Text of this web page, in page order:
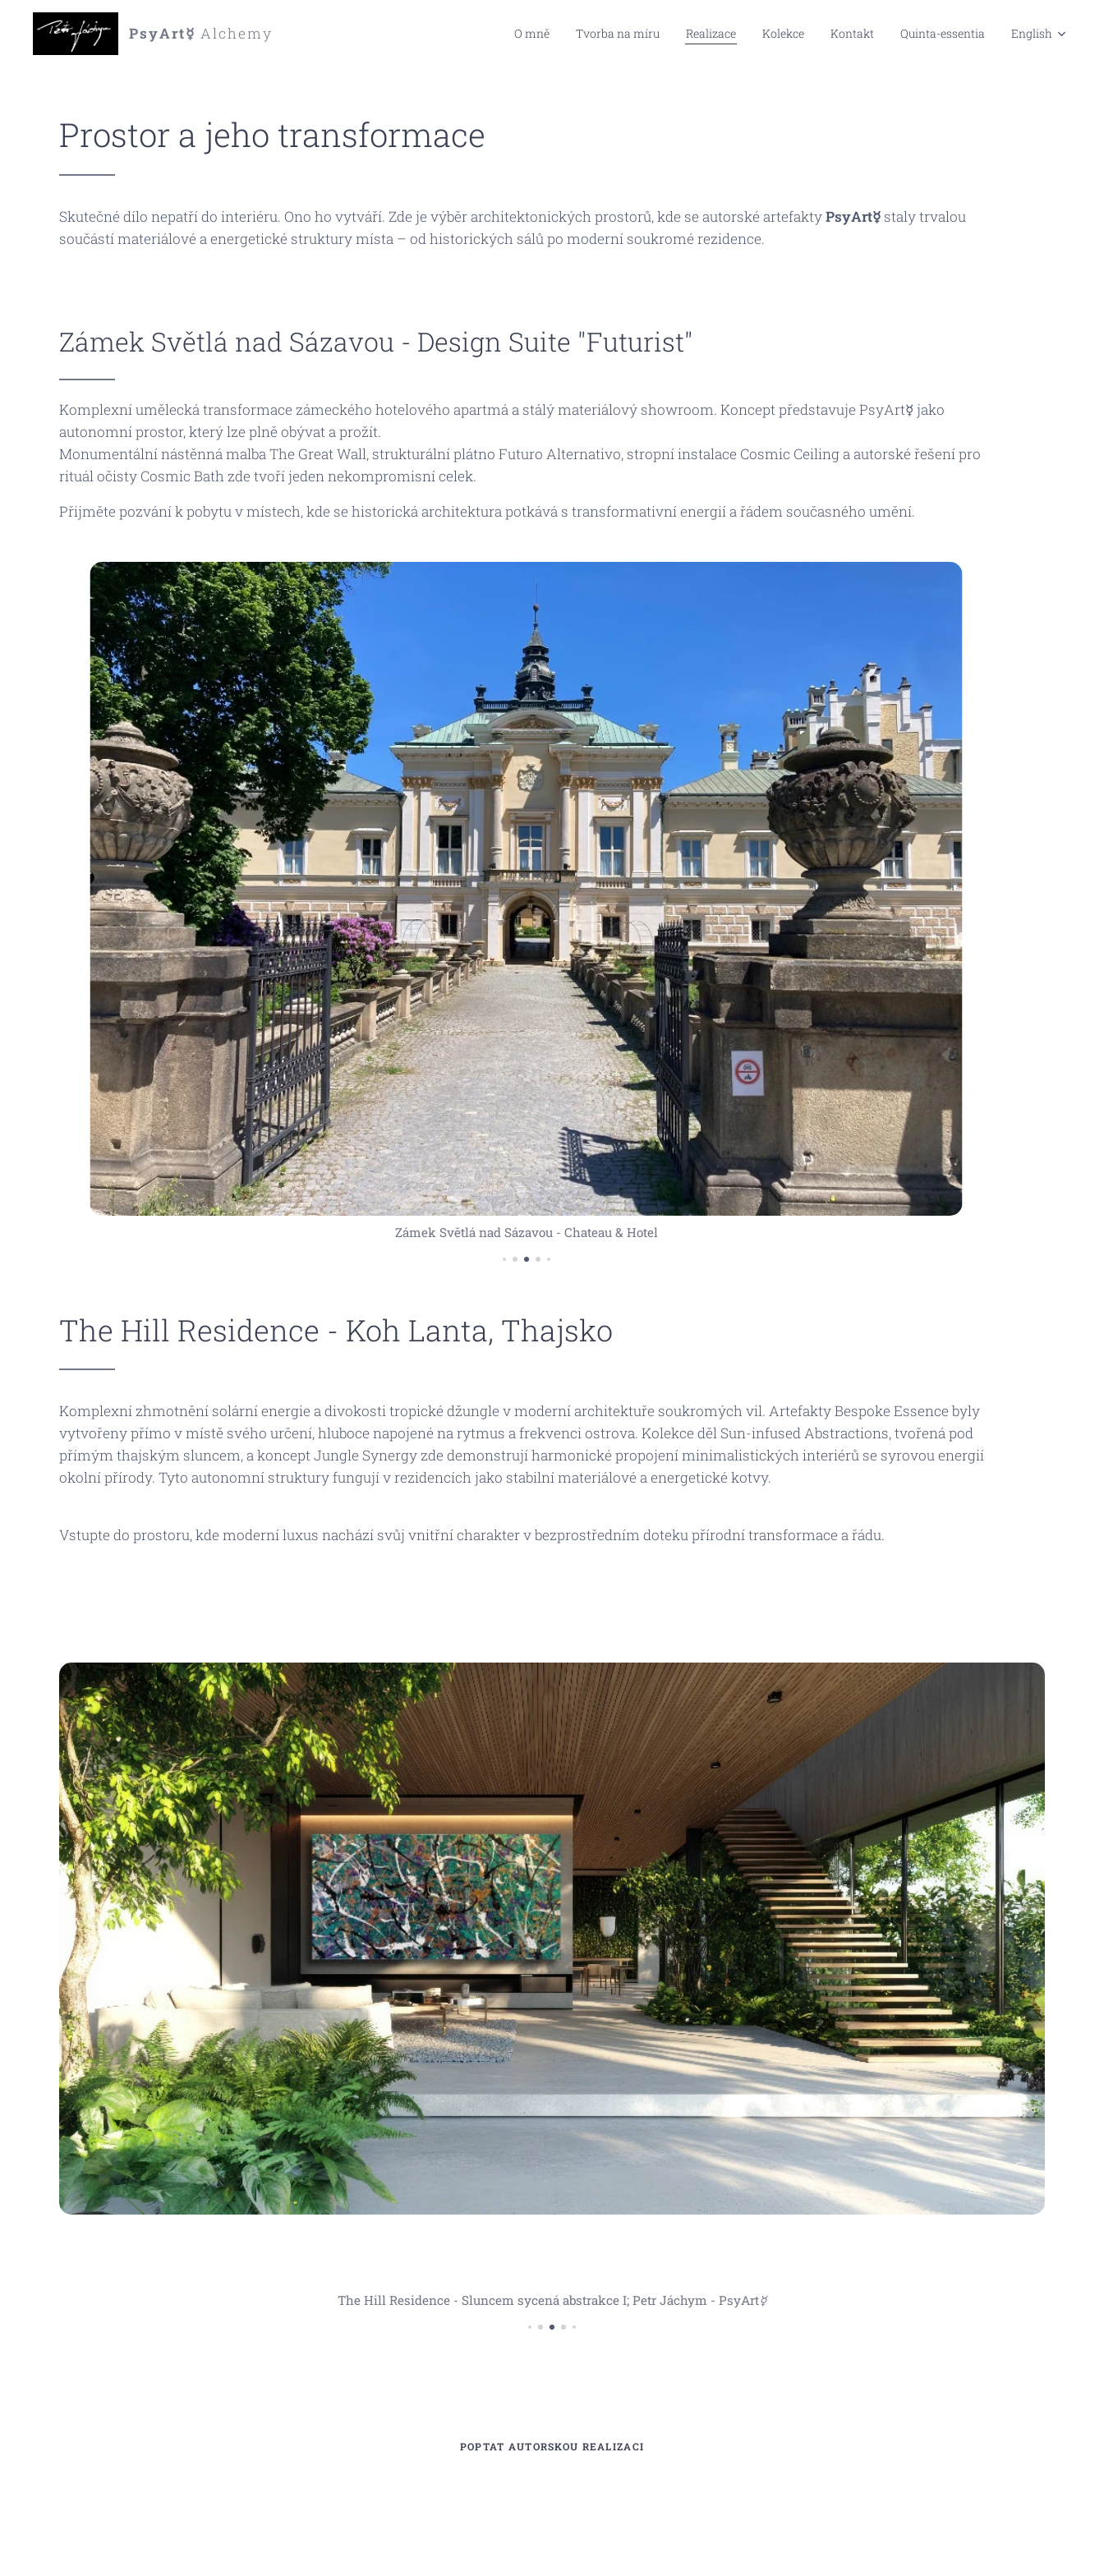
PsyArt☿ Alchemy O mně Tvorba na míru Realizace Kolekce Kontakt Quinta-essentia English
Prostor a jeho transformace
Skutečné dílo nepatří do interiéru. Ono ho vytváří. Zde je výběr architektonických prostorů, kde se autorské artefaktyPsyArt☿ staly trvalou
součástí materiálové a energetické struktury místa – od historických sálů po moderní soukromé rezidence.
Zámek Světlá nad Sázavou - Design Suite "Futurist"
Komplexní umělecká transformace zámeckého hotelového apartmá a stálý materiálový showroom. Koncept představuje PsyArt☿ jako
autonomní prostor, který lze plně obývat a prožít.
Monumentální nástěnná malbaThe Great Wall, strukturální plátno Futuro Alternativo, stropní instalace Cosmic Ceilinga autorské řešení pro
rituál očisty Cosmic Bath zde tvoří jeden nekompromisní celek.
Přijměte pozvání k pobytu v místech, kde se historická architektura potkává s transformativní energií a řádem současného umění.
Zámek Světlá nad Sázavou - Chateau & Hotel
The Hill Residence - Koh Lanta, Thajsko
Komplexní zhmotnění solární energie a divokosti tropické džungle v moderní architektuře soukromých vil. ArtefaktyBespoke Essence byly
vytvořeny přímo v místě svého určení, hluboce napojené na rytmus a frekvenci ostrova. Kolekce děl Sun-infused Abstractions, tvořená pod
přímým thajským sluncem, a konceptJungle Synergy zde demonstrují harmonické propojení minimalistických interiérů se syrovou energií
okolní přírody. Tyto autonomní struktury fungují v rezidencích jako stabilní materiálové a energetické kotvy.
Vstupte do prostoru, kde moderní luxus nachází svůj vnitřní charakter v bezprostředním doteku přírodní transformace a řádu.
The Hill Residence - Sluncem sycená abstrakce I; Petr Jáchym - PsyArt☿
POPTAT AUTORSKOU REALIZACI